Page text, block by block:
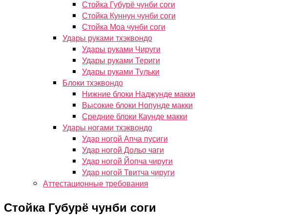
Стойка Губурё чунби соги
Стойка Куннун чунби соги
Стойка Моа чунби соги
Удары руками тхэквондо
Удары руками Чируги
Удары руками Териги
Удары руками Тульки
Блоки тхэквондо
Нижние блоки Наджунде макки
Высокие блоки Нопунде макки
Средние блоки Каунде макки
Удары ногами тхэквондо
Удар ногой Апча пусиги
Удар ногой Дольо чаги
Удар ногой Йопча чируги
Удар ногой Твитча чируги
Аттестационные требования
Стойка Губурё чунби соги